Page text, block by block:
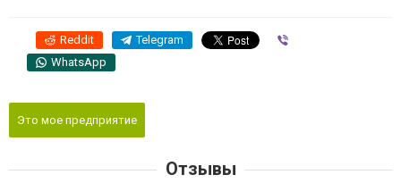
Reddit Telegram
WhatsApp
Это мое предприятие
Отзывы